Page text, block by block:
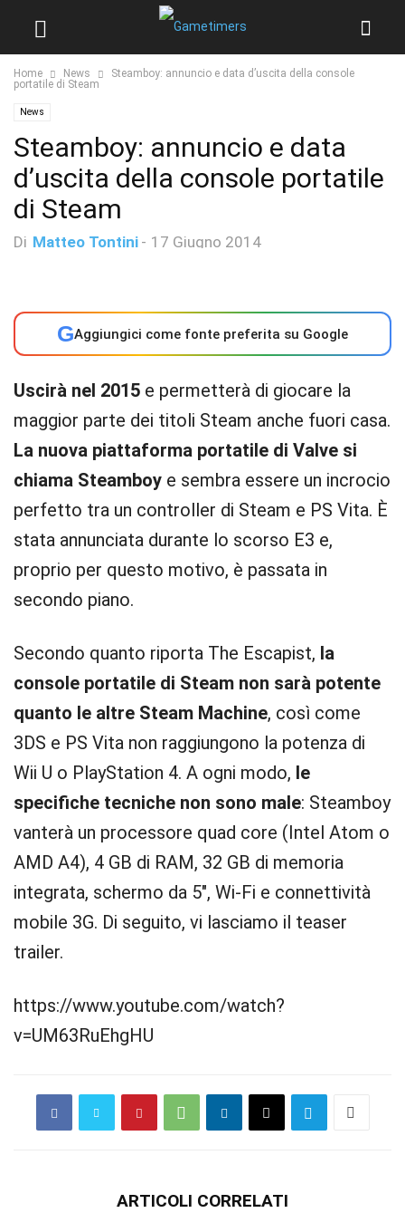
Home News
Steamboy: annuncio e data d’uscita della console
portatile di Steam
News
Steamboy: annuncio e data
d’uscita della console portatile
di Steam
Di Matteo Tontini - 17 Giugno 2014
GAggiungici come fonte preferita su Google
Uscirà nel 2015 e permetterà di giocare la
maggior parte dei titoli Steam anche fuori casa.
La nuova piattaforma portatile di Valve si
chiama Steamboy e sembra essere un incrocio
perfetto tra un controller di Steam e PS Vita. È
stata annunciata durante lo scorso E3 e,
proprio per questo motivo, è passata in
secondo piano.
Secondo quanto riporta The Escapist, la
console portatile di Steam non sarà potente
quanto le altre Steam Machine, così come
3DS e PS Vita non raggiungono la potenza di
Wii U o PlayStation 4. A ogni modo, le
specifiche tecniche non sono male: Steamboy
vanterà un processore quad core (Intel Atom o
AMD A4), 4 GB di RAM, 32 GB di memoria
integrata, schermo da 5″, Wi-Fi e connettività
mobile 3G. Di seguito, vi lasciamo il teaser
trailer.
https://www.youtube.com/watch?
v=UM63RuEhgHU
ARTICOLI CORRELATI